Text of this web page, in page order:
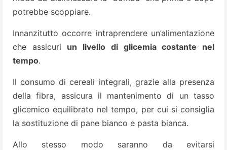
potrebbe scoppiare.
Innanzitutto occorre intraprendere un’alimentazione
che assicuri un livello di glicemia costante nel
tempo.
Il consumo di cereali integrali, grazie alla presenza
della fibra, assicura il mantenimento di un tasso
glicemico equilibrato nel tempo, per cui si consiglia
la sostituzione di pane bianco e pasta bianca.
Allo stesso modo saranno da evitarsi